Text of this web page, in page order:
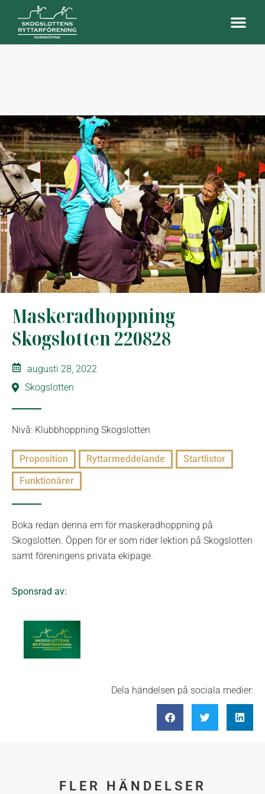
Maskeradhoppning
Skogslotten 220828
augusti 28, 2022
Skogslotten
Nivå: Klubbhoppning Skogslotten
Proposition Ryttarmeddelande
Startlistor
Funktionärer
Boka redan denna em för maskeradhoppning på
Skogslotten. Öppen för er som rider lektion på Skogslotten
samt föreningens privata ekipage.
Sponsrad av:
Dela händelsen på sociala medier:
FLER HÄNDELSER